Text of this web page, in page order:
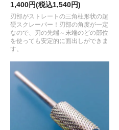
1,400円(税込1,540円)
刃部がストレートの三角柱形状の超
硬スクレーパー！刃部の角度が一定
なので、刃の先端～末端のどの部位
を使っても安定的に面出しができま
す。